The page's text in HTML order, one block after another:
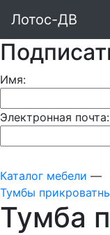
Лотос-ДВ
Имя:
Электронная почта:
Каталог мебели —
Тумбы
Тумба